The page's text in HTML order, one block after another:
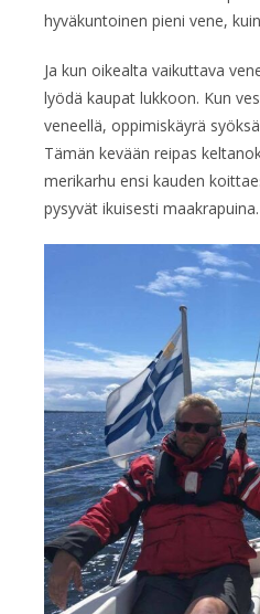
hyväkuntoinen pieni vene,
Ja kun oikealta vaikuttava
lyödä kaupat lukkoon. Kun
veneellä, oppimiskäyrä
Tämän kevään reipas
merikarhu ensi kauden
pysyvät ikuisesti maakrapuina.